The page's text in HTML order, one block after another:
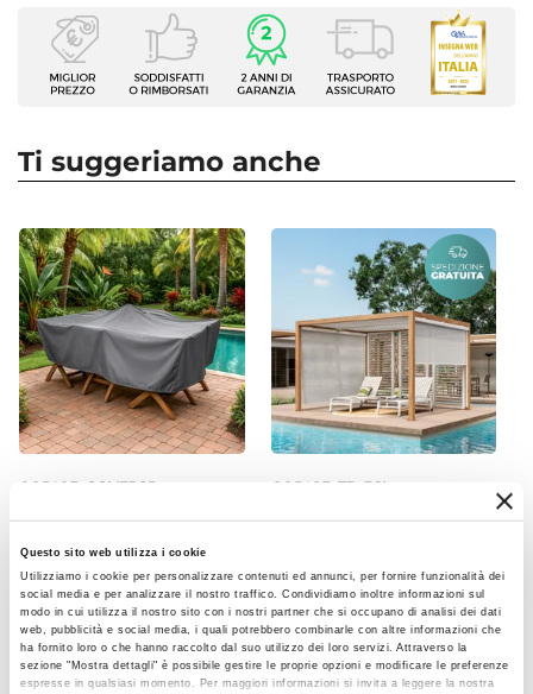
Questo sito web utilizza i cookie
Utilizziamo i cookie per personalizzare contenuti ed annunci, per fornire funzionalità dei
social media e per analizzare il nostro traffico. Condividiamo inoltre informazioni sul
modo in cui utilizza il nostro sito con i nostri partner che si occupano di analisi dei dati
web, pubblicità e social media, i quali potrebbero combinarle con altre informazioni che
ha fornito loro o che hanno raccolto dal suo utilizzo dei loro servizi. Attraverso la
sezione "Mostra dettagli" è possibile gestire le proprie opzioni e modificare le preferenze
espresse in qualsiasi momento. Per maggiori informazioni si invita a leggere la nostra
Proteggi sempre
i tuoi arredi da esterno nei
momenti di inutilizzo, evitando l’esposizione a
pioggia, raggi solari e intemperie. Metti l’arredo al
appositi dispositivi per la cura
manutenzione come lecover protettive. Non
perché potrebbero danneggiare l’arredo. È
raccomandato, inoltre, non utilizzare prodotti
chimici aggressivi.
Caratteristiche
Tipologia
Tavolo fisso
Forma
Dimensioni
180 x 90 cm
Altezza
74 cm
Materiale Piano
Polywood
Colore Piano
Cappuccino
Effetto
Effetto legno
Ti suggeriamo anche
CODICE: COVER25
Copertura protettiva per
idrorepellente antracite
180x110x70h cm con
coulisse regolabile -
Wakanda
€ 27,00
CODICE: TD-36L
Gazebo bioclimatico 3x3,6
€ 1.850,00